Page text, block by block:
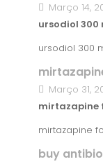
Março 14,
ursodiol 300
ursodiol 300
Março 31,
mirtazapine
mirtazapine
buy